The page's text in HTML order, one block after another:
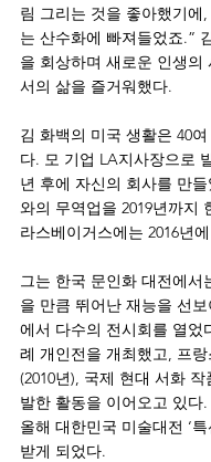
림 그리는 것을 좋아했기에
는 산수화에 빠져들었죠.”
을 회상하며 새로운 인생의
서의 삶을 즐거워했다.
김 화백의 미국 생활은 40
다. 모 기업 LA지사장으로
년 후에 자신의 회사를 만
와의 무역업을 2019년까지
라스베이거스에는 2016년
그는 한국 문인화 대전에서
을 만큼 뛰어난 재능을 선
에서 다수의 전시회를 열었
례 개인전을 개최했고, 프
(2010년), 국제 현대 서화 작
발한 활동을 이어오고 있다
올해 대한민국 미술대전 ‘
받게 되었다.